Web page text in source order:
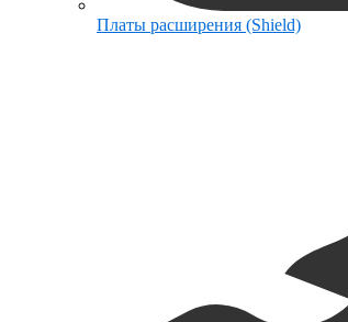
Платы расширения (Shield)